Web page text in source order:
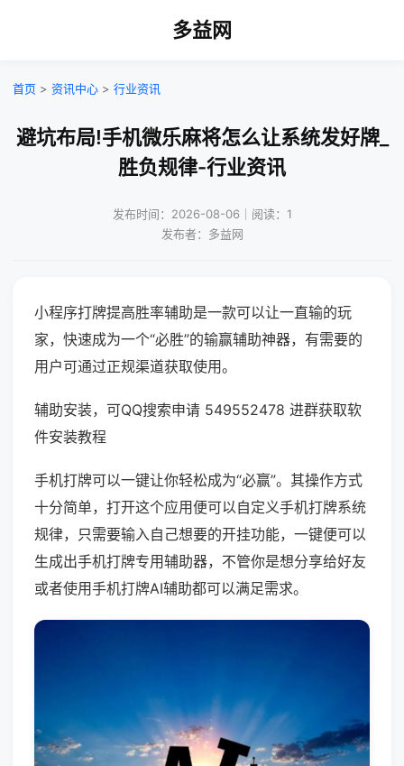
多益网
首页 > 资讯中心 > 行业资讯
避坑布局!手机微乐麻将怎么让系统发好牌_
胜负规律-行业资讯
发布时间：2026-08-06｜阅读：1
发布者：多益网
小程序打牌提高胜率辅助是一款可以让一直输的玩
家，快速成为一个“必胜”的输赢辅助神器，有需要的
用户可通过正规渠道获取使用。
辅助安装，可QQ搜索申请 549552478 进群获取软
件安装教程
手机打牌可以一键让你轻松成为“必赢”。其操作方式
十分简单，打开这个应用便可以自定义手机打牌系统
规律，只需要输入自己想要的开挂功能，一键便可以
生成出手机打牌专用辅助器，不管你是想分享给好友
或者使用手机打牌AI辅助都可以满足需求。